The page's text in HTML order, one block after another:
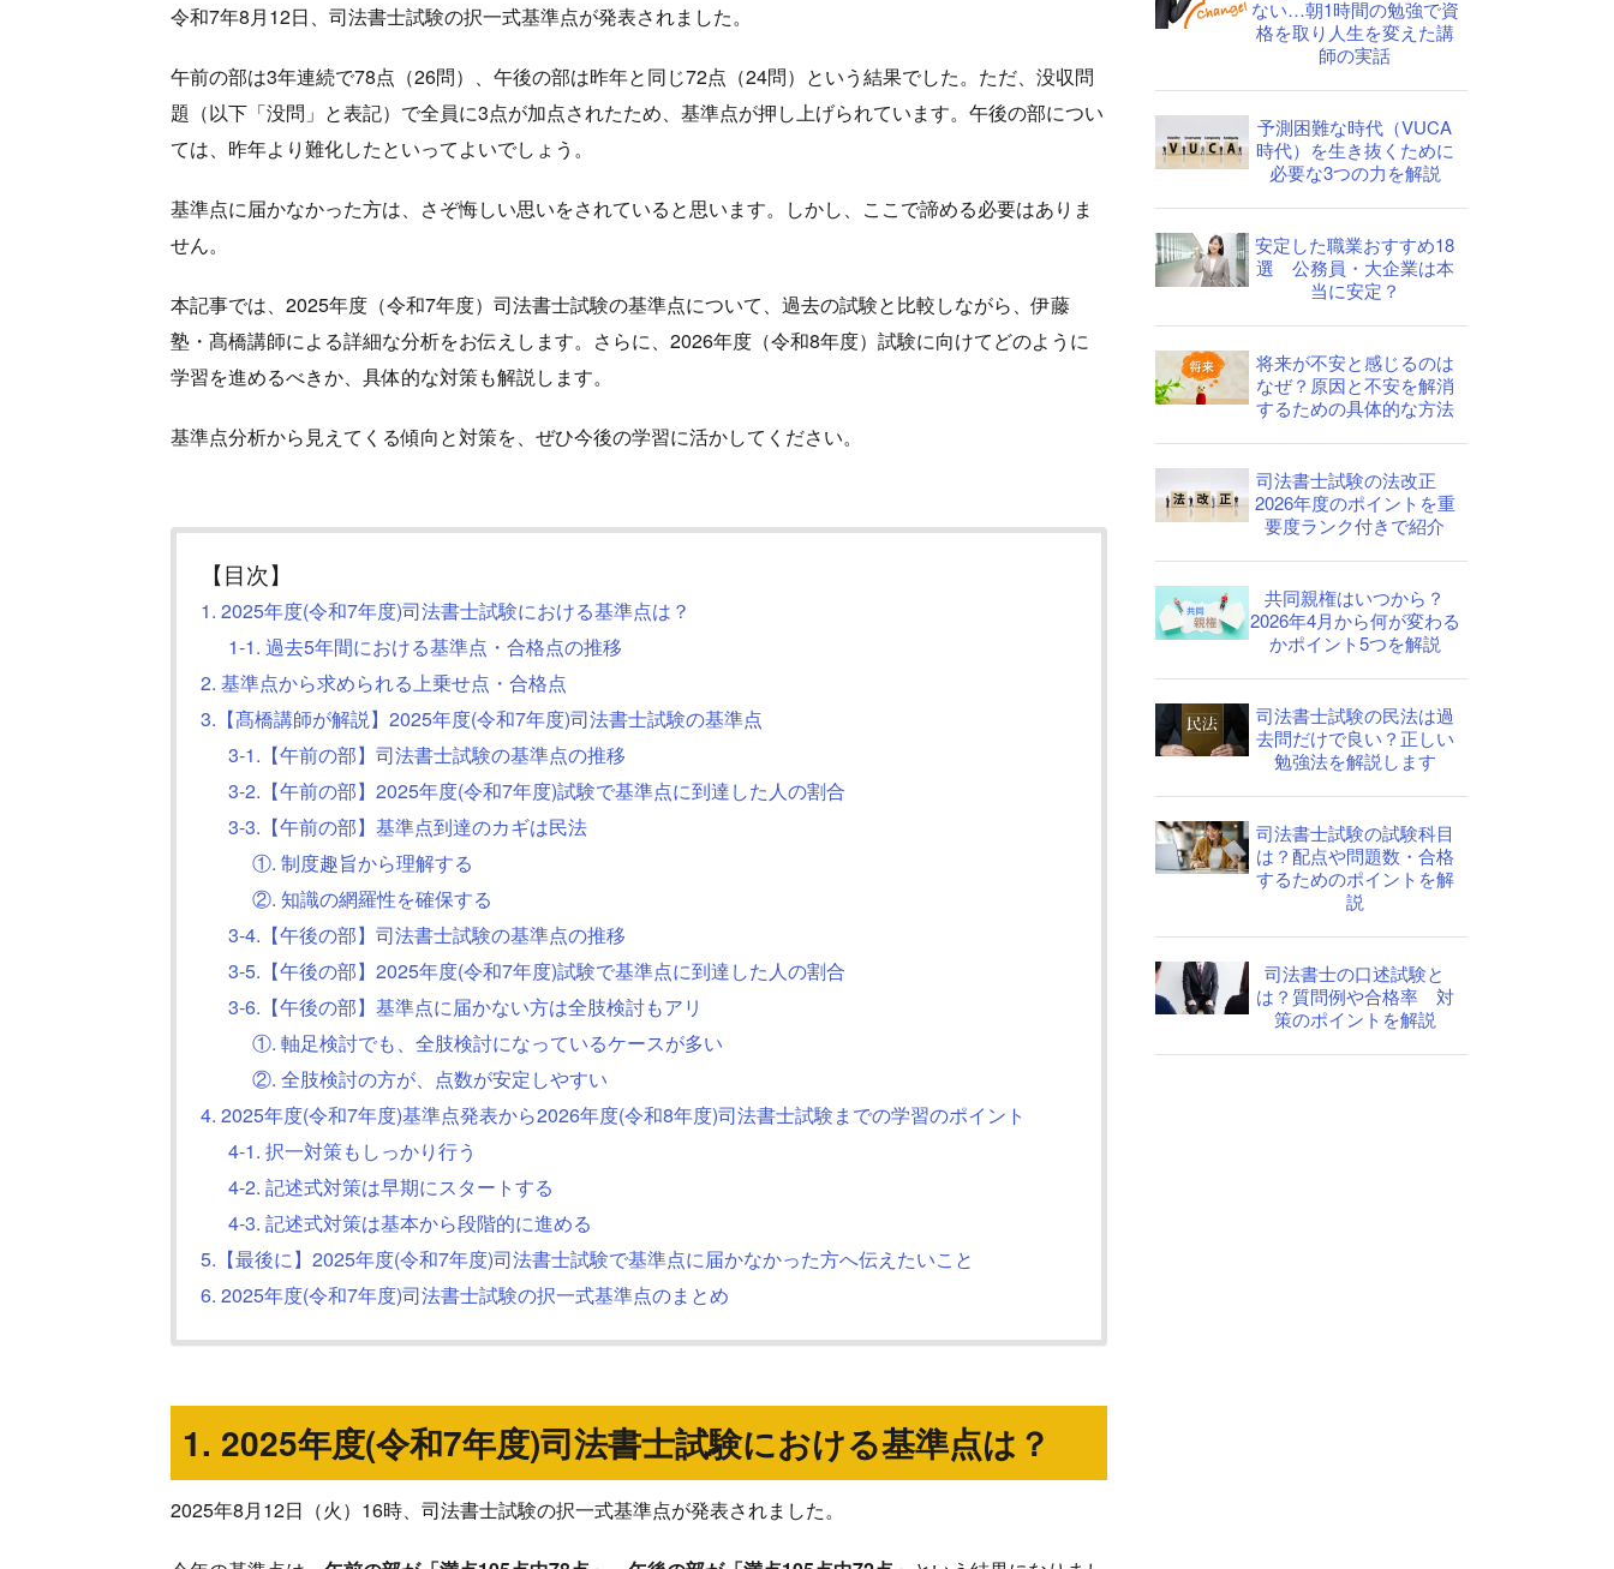
令和7年8月12日、司法書士試験の択一式基準点が発表されました。
午前の部は3年連続で78点（26問）、午後の部は昨年と同じ72点（24問）という結果でした。ただ、没収問
題（以下「没問」と表記）で全員に3点が加点されたため、基準点が押し上げられています。午後の部につい
ては、昨年より難化したといってよいでしょう。
基準点に届かなかった方は、さぞ悔しい思いをされていると思います。しかし、ここで諦める必要はありま
せん。
本記事では、2025年度（令和7年度）司法書士試験の基準点について、過去の試験と比較しながら、伊藤
塾・髙橋講師による詳細な分析をお伝えします。さらに、2026年度（令和8年度）試験に向けてどのように
学習を進めるべきか、具体的な対策も解説します。
基準点分析から見えてくる傾向と対策を、ぜひ今後の学習に活かしてください。
【目次】
1. 2025年度(令和7年度)司法書士試験における基準点は？
1-1. 過去5年間における基準点・合格点の推移
2. 基準点から求められる上乗せ点・合格点
3.【髙橋講師が解説】2025年度(令和7年度)司法書士試験の基準点
3-1.【午前の部】司法書士試験の基準点の推移
3-2.【午前の部】2025年度(令和7年度)試験で基準点に到達した人の割合
3-3.【午前の部】基準点到達のカギは民法
①. 制度趣旨から理解する
②. 知識の網羅性を確保する
3-4.【午後の部】司法書士試験の基準点の推移
3-5.【午後の部】2025年度(令和7年度)試験で基準点に到達した人の割合
3-6.【午後の部】基準点に届かない方は全肢検討もアリ
①. 軸足検討でも、全肢検討になっているケースが多い
②. 全肢検討の方が、点数が安定しやすい
4. 2025年度(令和7年度)基準点発表から2026年度(令和8年度)司法書士試験までの学習のポイント
4-1. 択一対策もしっかり行う
4-2. 記述式対策は早期にスタートする
4-3. 記述式対策は基本から段階的に進める
5.【最後に】2025年度(令和7年度)司法書士試験で基準点に届かなかった方へ伝えたいこと
6. 2025年度(令和7年度)司法書士試験の択一式基準点のまとめ
1. 2025年度(令和7年度)司法書士試験における基準点は？
2025年8月12日（火）16時、司法書士試験の択一式基準点が発表されました。
ない…朝1時間の勉強で資
格を取り人生を変えた講
師の実話
予測困難な時代（VUCA
時代）を生き抜くために
必要な3つの力を解説
安定した職業おすすめ18
選 公務員・大企業は本
当に安定？
将来が不安と感じるのは
なぜ？原因と不安を解消
するための具体的な方法
司法書士試験の法改正
2026年度のポイントを重
要度ランク付きで紹介
共同親権はいつから？
2026年4月から何が変わる
かポイント5つを解説
司法書士試験の民法は過
去問だけで良い？正しい
勉強法を解説します
司法書士試験の試験科目
は？配点や問題数・合格
するためのポイントを解
説
司法書士の口述試験と
は？質問例や合格率 対
策のポイントを解説